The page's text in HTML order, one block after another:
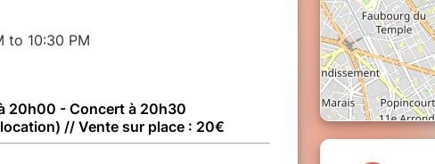
to 10:30 PM
20h00 - Concert à 20h30
// Vente sur place : 20€